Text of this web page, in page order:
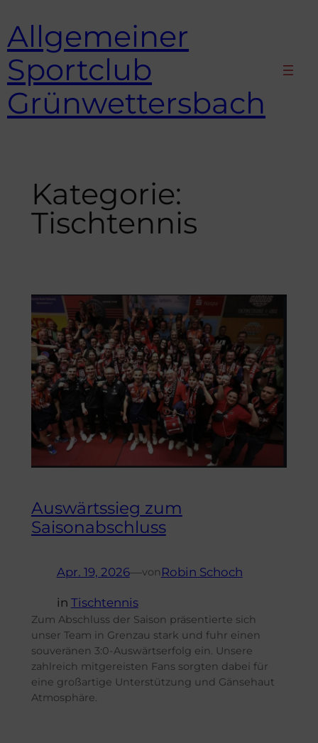
Inhalt
springen
Allgemeiner
Sportclub
Grünwettersbach
Kategorie:
Tischtennis
Auswärtssieg zum
Saisonabschluss
Apr. 19, 2026—von Robin Schoch
in Tischtennis
Zum Abschluss der Saison präsentierte sich
unser Team in Grenzau stark und fuhr einen
souveränen 3:0-Auswärtserfolg ein. Unsere
zahlreich mitgereisten Fans sorgten dabei für
eine großartige Unterstützung und Gänsehaut
Atmosphäre.